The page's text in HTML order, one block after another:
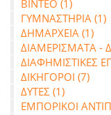
ΒΙΝΤΕΟ (1)
ΓΥΜΝΑΣΤΗΡΙΑ (1)
ΔΗΜΑΡΧΕΙΑ (1)
ΔΙΑΜΕΡΙΣΜΑΤΑ -
ΔΙΑΦΗΜΙΣΤΙΚΕΣ
ΔΙΚΗΓΟΡΟΙ (7)
ΔΥΤΕΣ (1)
ΕΜΠΟΡΙΚΟΙ